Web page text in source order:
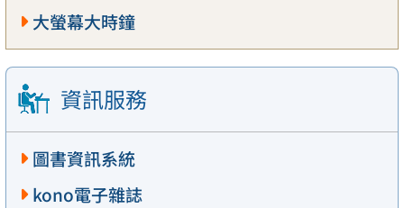
大螢幕大時鐘
資訊服務
圖書資訊系統
kono電子雜誌